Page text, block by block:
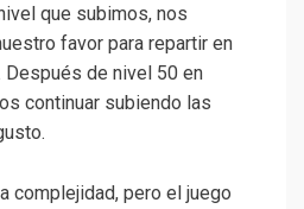
que subimos, nos
favor para repartir en
de nivel 50 en
continuar subiendo las
complejidad, pero el juego